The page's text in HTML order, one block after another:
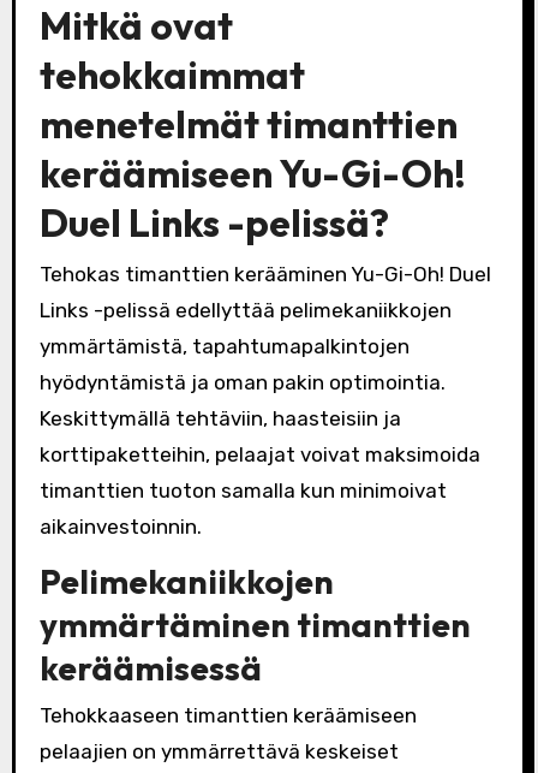
Mitkä ovat
tehokkaimmat
menetelmät timanttien
keräämiseen Yu-Gi-Oh!
Duel Links -pelissä?
Tehokas timanttien kerääminen Yu-Gi-Oh! Duel
Links -pelissä edellyttää pelimekaniikkojen
ymmärtämistä, tapahtumapalkintojen
hyödyntämistä ja oman pakin optimointia.
Keskittymällä tehtäviin, haasteisiin ja
korttipaketteihin, pelaajat voivat maksimoida
timanttien tuoton samalla kun minimoivat
aikainvestoinnin.
Pelimekaniikkojen
ymmärtäminen timanttien
keräämisessä
Tehokkaaseen timanttien keräämiseen
pelaajien on ymmärrettävä keskeiset